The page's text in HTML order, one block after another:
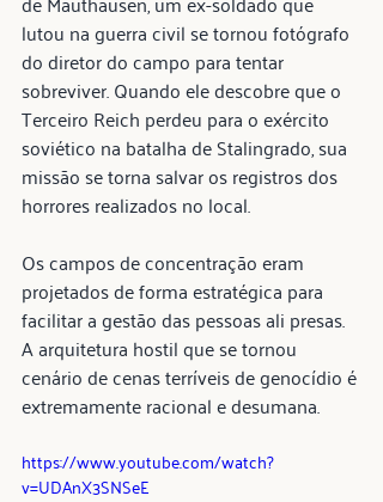
lutou na guerra civil se tornou fotógrafo
do diretor do campo para tentar
sobreviver. Quando ele descobre que o
Terceiro Reich perdeu para o exército
soviético na batalha de Stalingrado, sua
missão se torna salvar os registros dos
horrores realizados no local.
Os campos de concentração eram
projetados de forma estratégica para
facilitar a gestão das pessoas ali presas.
A arquitetura hostil que se tornou
cenário de cenas terríveis de genocídio é
extremamente racional e desumana.
https://www.youtube.com/watch?
v=UDAnX3SNSeE